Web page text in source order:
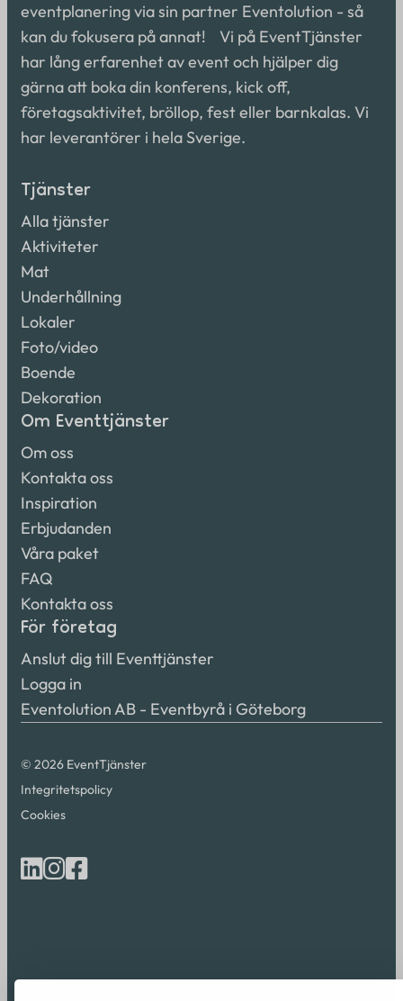
eventplanering via sin partner Eventolution - så
kan du fokusera på annat! Vi på EventTjänster
har lång erfarenhet av event och hjälper dig
gärna att boka din konferens, kick off,
företagsaktivitet, bröllop, fest eller barnkalas. Vi
har leverantörer i hela Sverige.
Tjänster
Alla tjänster
Aktiviteter
Mat
Underhållning
Lokaler
Foto/video
Boende
Dekoration
Om Eventtjänster
Om oss
Kontakta oss
Inspiration
Erbjudanden
Våra paket
FAQ
Kontakta oss
För företag
Anslut dig till Eventtjänster
Logga in
Eventolution AB - Eventbyrå i Göteborg
© 2026 EventTjänster
Integritetspolicy
Cookies